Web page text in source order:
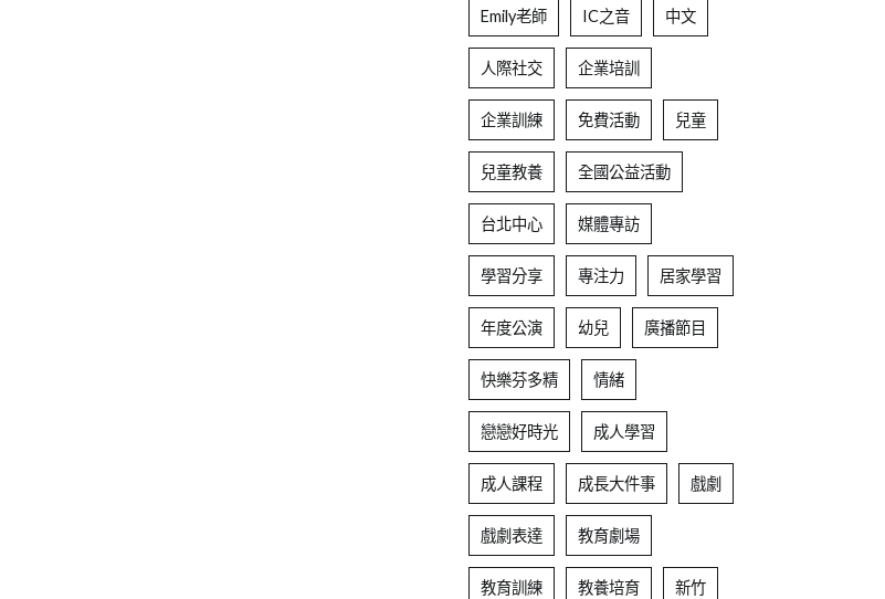
Emily老師 IC之音 中文
人際社交 企業培訓
企業訓練 免費活動 兒童
兒童教養 全國公益活動
台北中心 媒體專訪
學習分享 專注力 居家學習
年度公演 幼兒 廣播節目
快樂芬多精 情緒
戀戀好時光 成人學習
成人課程 成長大件事 戲劇
戲劇表達 教育劇場
教育訓練 教養培育 新竹